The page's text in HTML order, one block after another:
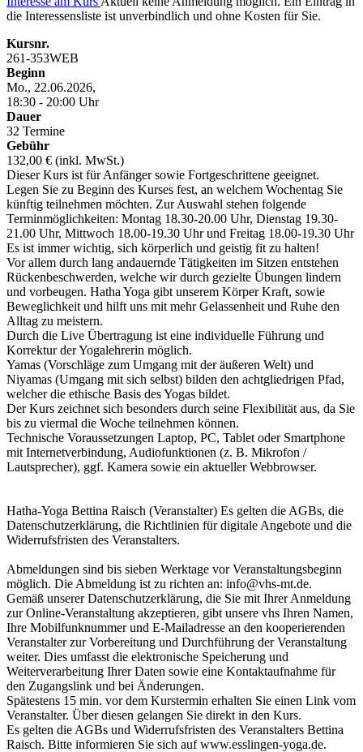
die Interessensliste ist unverbindlich und ohne Kosten für Sie.
Kursnr.
261-353WEB
Beginn
Mo., 22.06.2026,
18:30 - 20:00 Uhr
Dauer
32 Termine
Gebühr
132,00 € (inkl. MwSt.)
Dieser Kurs ist für Anfänger sowie Fortgeschrittene geeignet.
Legen Sie zu Beginn des Kurses fest, an welchem Wochentag Sie
künftig teilnehmen möchten. Zur Auswahl stehen folgende
Terminmöglichkeiten: Montag 18.30-20.00 Uhr, Dienstag 19.30-
21.00 Uhr, Mittwoch 18.00-19.30 Uhr und Freitag 18.00-19.30 Uhr
Es ist immer wichtig, sich körperlich und geistig fit zu halten!
Vor allem durch lang andauernde Tätigkeiten im Sitzen entstehen
Rückenbeschwerden, welche wir durch gezielte Übungen lindern
und vorbeugen. Hatha Yoga gibt unserem Körper Kraft, sowie
Beweglichkeit und hilft uns mit mehr Gelassenheit und Ruhe den
Alltag zu meistern.
Durch die Live Übertragung ist eine individuelle Führung und
Korrektur der Yogalehrerin möglich.
Yamas (Vorschläge zum Umgang mit der äußeren Welt) und
Niyamas (Umgang mit sich selbst) bilden den achtgliedrigen Pfad,
welcher die ethische Basis des Yogas bildet.
Der Kurs zeichnet sich besonders durch seine Flexibilität aus, da Sie
bis zu viermal die Woche teilnehmen können.
Technische Voraussetzungen Laptop, PC, Tablet oder Smartphone
mit Internetverbindung, Audiofunktionen (z. B. Mikrofon /
Lautsprecher), ggf. Kamera sowie ein aktueller Webbrowser.
Hatha-Yoga Bettina Raisch (Veranstalter) Es gelten die AGBs, die
Datenschutzerklärung, die Richtlinien für digitale Angebote und die
Widerrufsfristen des Veranstalters.
Abmeldungen sind bis sieben Werktage vor Veranstaltungsbeginn
möglich. Die Abmeldung ist zu richten an: info@vhs-mt.de.
Gemäß unserer Datenschutzerklärung, die Sie mit Ihrer Anmeldung
zur Online-Veranstaltung akzeptieren, gibt unsere vhs Ihren Namen,
Ihre Mobilfunknummer und E-Mailadresse an den kooperierenden
Veranstalter zur Vorbereitung und Durchführung der Veranstaltung
weiter. Dies umfasst die elektronische Speicherung und
Weiterverarbeitung Ihrer Daten sowie eine Kontaktaufnahme für
den Zugangslink und bei Änderungen.
Spätestens 15 min. vor dem Kurstermin erhalten Sie einen Link vom
Veranstalter. Über diesen gelangen Sie direkt in den Kurs.
Es gelten die AGBs und Widerrufsfristen des Veranstalters Bettina
Raisch. Bitte informieren Sie sich auf www.esslingen-yoga.de.